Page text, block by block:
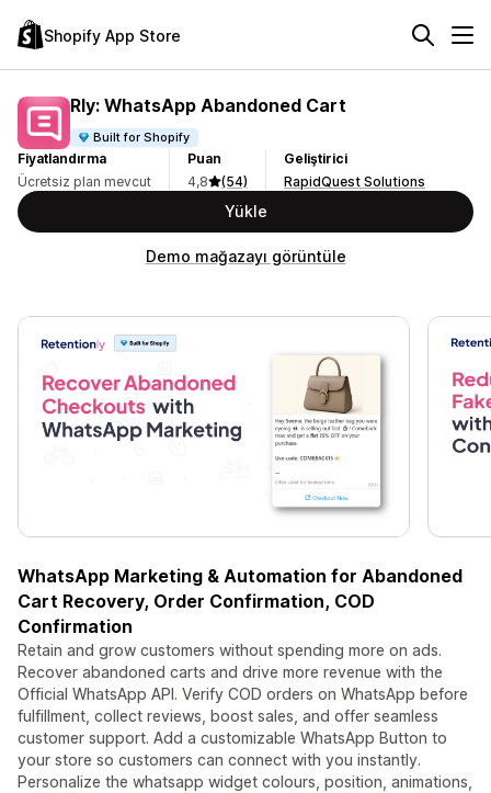
Shopify App Store
Rly: WhatsApp Abandoned Cart
Built for Shopify
Fiyatlandırma
Ücretsiz plan mevcut
Puan
4,8
(54)
Geliştirici
RapidQuest Solutions
Yükle
Demo mağazayı görüntüle
WhatsApp Marketing & Automation for Abandoned
Cart Recovery, Order Confirmation, COD
Confirmation
Retain and grow customers without spending more on ads.
Recover abandoned carts and drive more revenue with the
Official WhatsApp API. Verify COD orders on WhatsApp before
fulfillment, collect reviews, boost sales, and offer seamless
customer support. Add a customizable WhatsApp Button to
your store so customers can connect with you instantly.
Personalize the whatsapp widget colours, position, animations,